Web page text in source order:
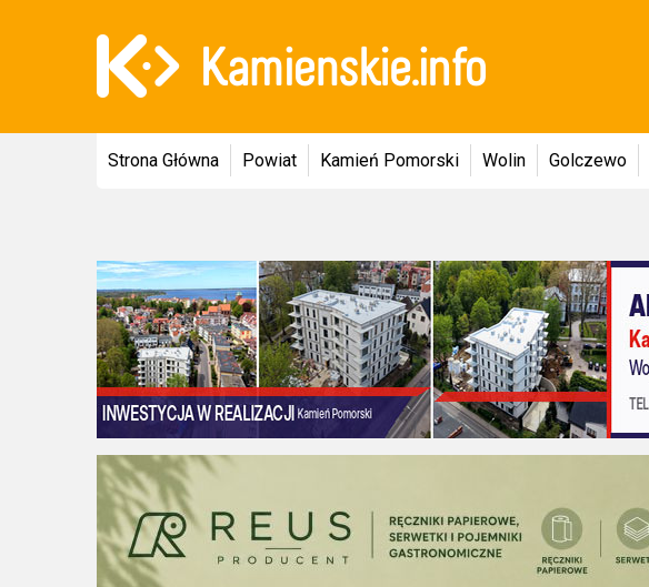
Strona Główna Powiat Kamień Pomorski Wolin Golczewo